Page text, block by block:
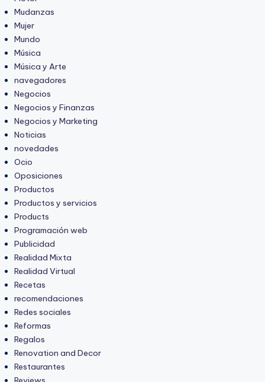
Mudanzas
Mujer
Mundo
Música
Música y Arte
navegadores
Negocios
Negocios y Finanzas
Negocios y Marketing
Noticias
novedades
Ocio
Oposiciones
Productos
Productos y servicios
Products
Programación web
Publicidad
Realidad Mixta
Realidad Virtual
Recetas
recomendaciones
Redes sociales
Reformas
Regalos
Renovation and Decor
Restaurantes